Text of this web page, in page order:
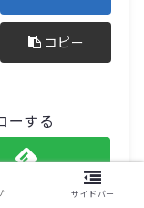
コピー
ーする
サイドバー